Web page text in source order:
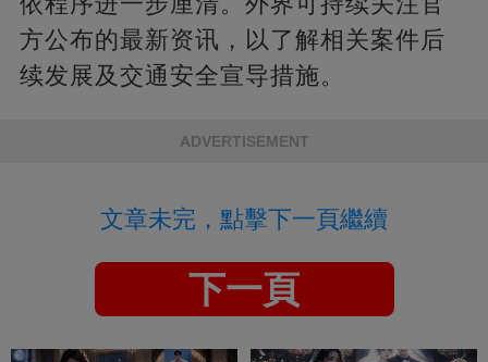
方公布的最新资讯，以了解相关案件后
续发展及交通安全宣导措施。
ADVERTISEMENT
文章未完，點擊下一頁繼續
下一頁